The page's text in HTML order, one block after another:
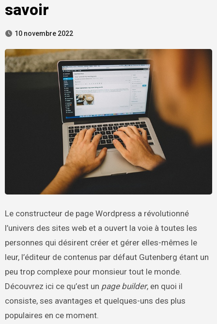
savoir
10 novembre 2022
Le constructeur de page Wordpress a révolutionné
l’univers des sites web et a ouvert la voie à toutes les
personnes qui désirent créer et gérer elles-mêmes le
leur, l’éditeur de contenus par défaut Gutenberg étant un
peu trop complexe pour monsieur tout le monde.
Découvrez ici ce qu’est un page builder, en quoi il
consiste, ses avantages et quelques-uns des plus
populaires en ce moment.